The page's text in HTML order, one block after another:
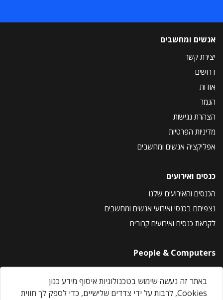
אנשים ומחשבים
יצירת קשר
דרושים
אודות
הנמר
הצהרת נגישות
מדיניות הפרטיות
אפליקציה אנשים ומחשבים
כנסים ואירועים
הכנסים והאירועים שלנו
נצפיתם בכנסי ואירועי אנשים ומחשבים
לקראת כנסים ואירועים קרובים
People & Computers
About Us
Privacy Policy
באתר זה נעשה שימוש בטכנולוגיות איסוף מידע כגון
Cookies, לרבות על ידי צדדים שלישיים, כדי לספק לך חווית